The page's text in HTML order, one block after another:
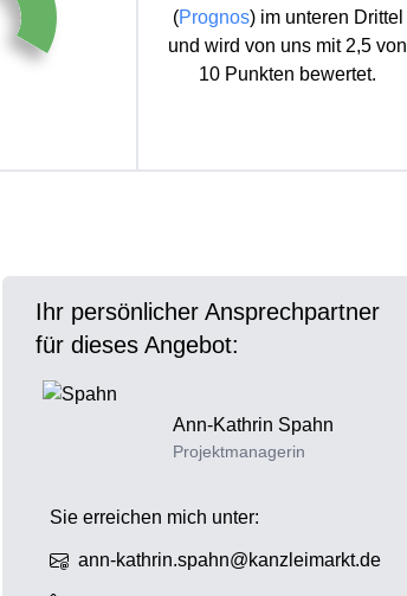
(Prognos) im unteren Drittel
und wird von uns mit 2,5 von
10 Punkten bewertet.
Ihr persönlicher Ansprechpartner
für dieses Angebot:
Ann-Kathrin Spahn
Projektmanagerin
Sie erreichen mich unter:
ann-kathrin.spahn@kanzleimarkt.de